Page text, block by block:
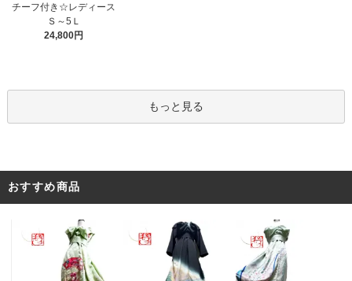
チーフ付き☆レディース
Ｓ～5Ｌ
24,800円
もっと見る
おすすめ商品